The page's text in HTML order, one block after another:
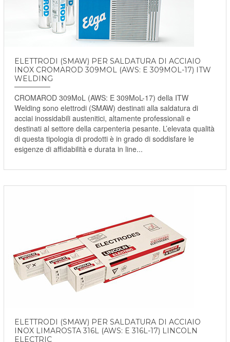
ELETTRODI (SMAW) PER SALDATURA DI ACCIAIO
INOX CROMAROD 309MOL (AWS: E 309MOL-17) ITW
WELDING
CROMAROD 309MoL (AWS: E 309MoL-17) della ITW
Welding sono elettrodi (SMAW) destinati alla saldatura di
acciai inossidabili austenitici, altamente professionali e
destinati al settore della carpenteria pesante. L’elevata qualità
di questa tipologia di prodotti è in grado di soddisfare le
esigenze di affidabilità e durata in line...
ELETTRODI (SMAW) PER SALDATURA DI ACCIAIO
INOX LIMAROSTA 316L (AWS: E 316L-17) LINCOLN
ELECTRIC